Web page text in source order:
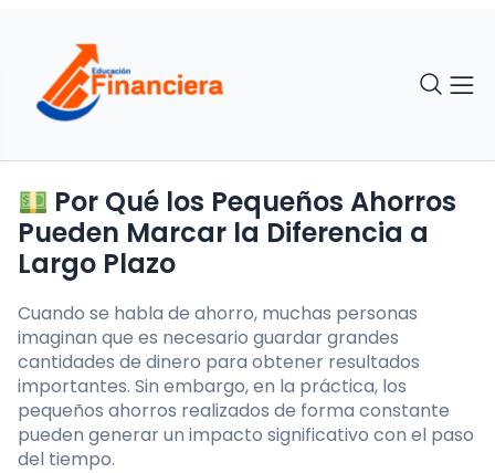
Por Qué los Pequeños Ahorros
Pueden Marcar la Diferencia a
Largo Plazo
Cuando se habla de ahorro, muchas personas
imaginan que es necesario guardar grandes
cantidades de dinero para obtener resultados
importantes. Sin embargo, en la práctica, los
pequeños ahorros realizados de forma constante
pueden generar un impacto significativo con el paso
del tiempo.